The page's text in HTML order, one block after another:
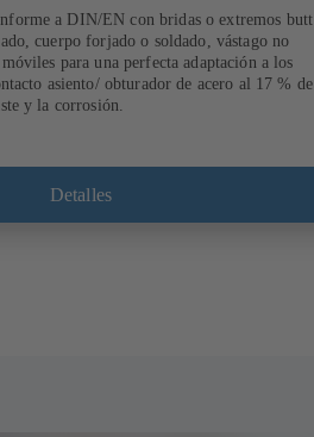
a DIN/EN con bridas o extremos butt
cuerpo forjado o soldado, vástago no
para una perfecta adaptación a los
asiento/ obturador de acero al 17 % de
y la corrosión.
Detalles